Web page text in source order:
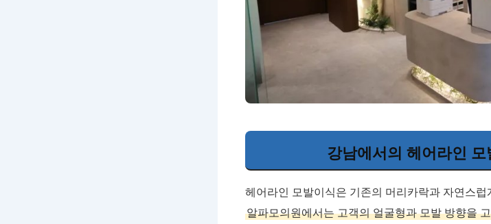
강남에서의 헤어라인
헤어라인 모발이식은 기존의 머리카락과 자연스
알파모의원에서는 고객의 얼굴형과 모발 방향을